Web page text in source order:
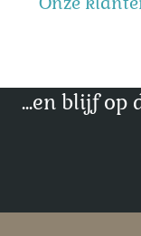
...en blijf op